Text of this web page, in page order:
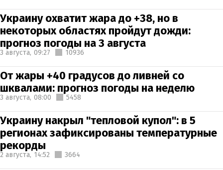
Украину охватит жара до +38, но в
некоторых областях пройдут дожди:
прогноз погоды на 3 августа
3 августа, 09:27 10936
От жары +40 градусов до ливней со
шквалами: прогноз погоды на неделю
3 августа, 08:00 5458
Украину накрыл "тепловой купол": в 5
регионах зафиксированы температурные
рекорды
2 августа, 14:52 3664